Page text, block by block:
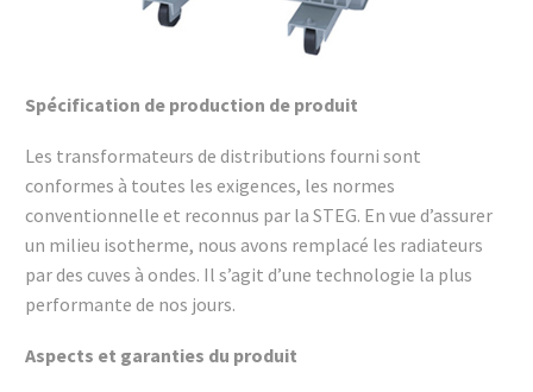
Spécification de production de produit
Les transformateurs de distributions fourni sont
conformes à toutes les exigences, les normes
conventionnelle et reconnus par la STEG. En vue d’assurer
un milieu isotherme, nous avons remplacé les radiateurs
par des cuves à ondes. Il s’agit d’une technologie la plus
performante de nos jours.
Aspects et garanties du produit